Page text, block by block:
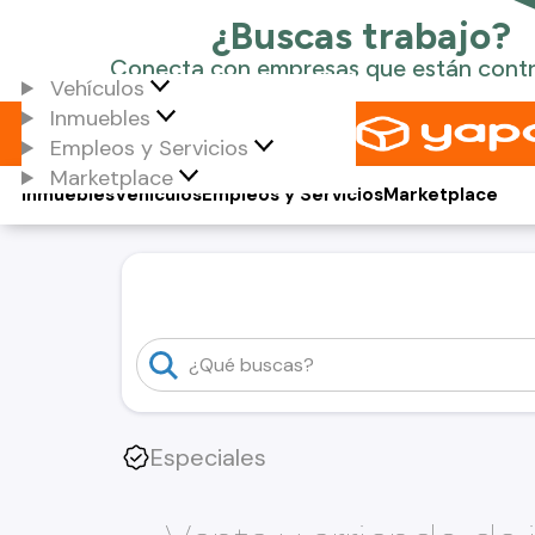
Vehículos
Inmuebles
Empleos y Servicios
Marketplace
Vehículos
Inmuebles Empleos y ServiciosMarketplace
Especiales